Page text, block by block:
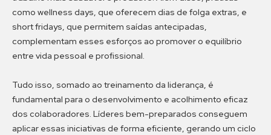
como wellness days, que oferecem dias de folga extras, e
short fridays, que permitem saídas antecipadas,
complementam esses esforços ao promover o equilíbrio
entre vida pessoal e profissional.
Tudo isso, somado ao treinamento da liderança, é
fundamental para o desenvolvimento e acolhimento eficaz
dos colaboradores. Líderes bem-preparados conseguem
aplicar essas iniciativas de forma eficiente, gerando um ciclo